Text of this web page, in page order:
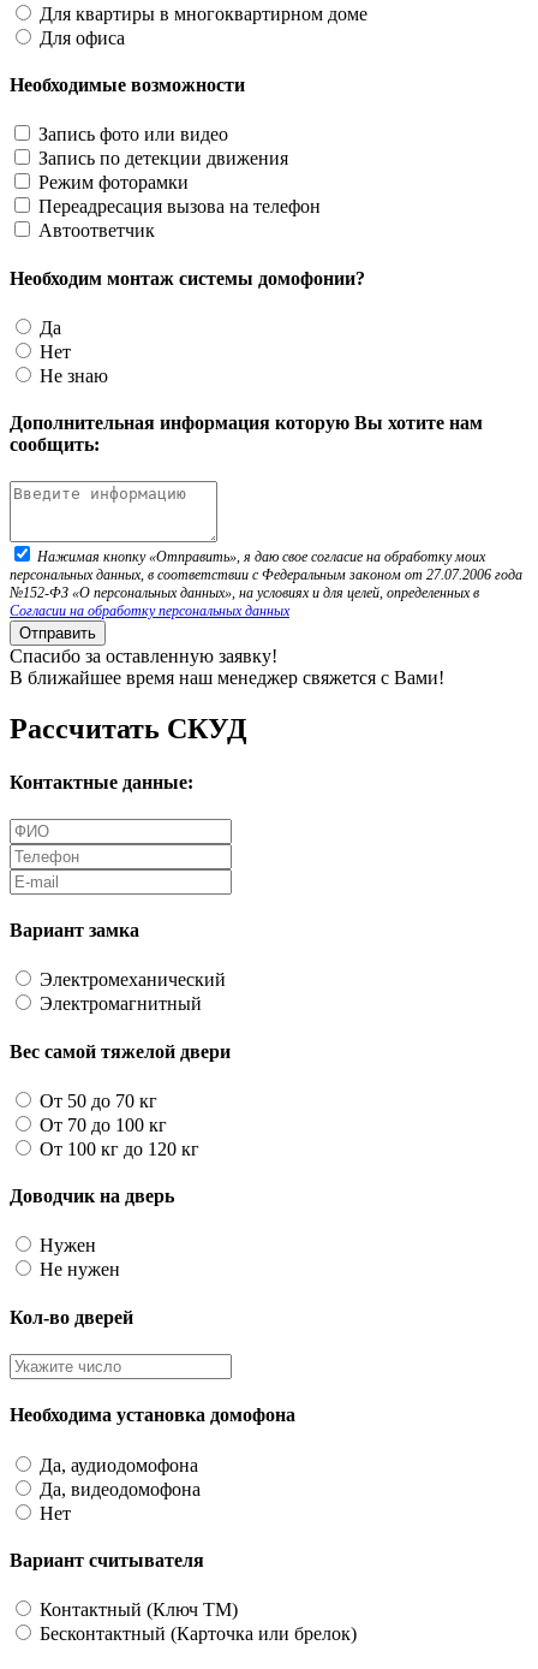
Для квартиры в многоквартирном доме
Для офиса
Необходимые возможности
Запись фото или видео
Запись по детекции движения
Режим фоторамки
Переадресация вызова на телефон
Автоответчик
Необходим монтаж системы домофонии?
Да
Нет
Не знаю
Дополнительная информация которую Вы хотите нам
сообщить:
Нажимая кнопку «Отправить», я даю свое согласие на обработку моих
персональных данных, в соответствии с Федеральным законом от 27.07.2006 года
№152-ФЗ «О персональных данных», на условиях и для целей, определенных в
Согласии на обработку персональных данных
Отправить
Спасибо за оставленную заявку!
В ближайшее время наш менеджер свяжется с Вами!
Рассчитать СКУД
Контактные данные:
Вариант замка
Электромеханический
Электромагнитный
Вес самой тяжелой двери
От 50 до 70 кг
От 70 до 100 кг
От 100 кг до 120 кг
Доводчик на дверь
Нужен
Не нужен
Кол-во дверей
Необходима установка домофона
Да, аудиодомофона
Да, видеодомофона
Нет
Вариант считывателя
Контактный (Ключ TM)
Бесконтактный (Карточка или брелок)